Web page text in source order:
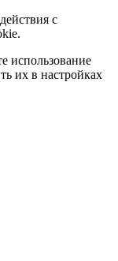
с
использование
их в настройках